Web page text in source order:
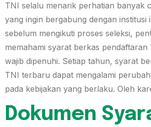
TNI selalu menarik perhatian banyak
yang ingin bergabung dengan institusi
sebelum mengikuti proses seleksi,
memahami syarat berkas
wajib dipenuhi. Setiap tahun, syarat
TNI terbaru dapat mengalami
pada kebijakan yang berlaku. Oleh
Dokumen